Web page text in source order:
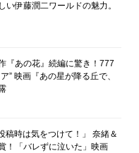
い伊藤潤二ワールドの魅力。
『あの花』続編に驚き！777
” 映画『あの星が降る丘で、
稿時は気をつけて！」 奈緒＆
！「バレずに泣いた」映画